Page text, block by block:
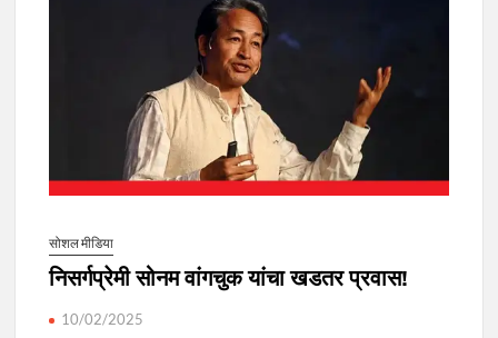
सोशल मीडिया
निसर्गप्रेमी सोनम वांगचुक यांचा खडतर प्रवास!
10/02/2025